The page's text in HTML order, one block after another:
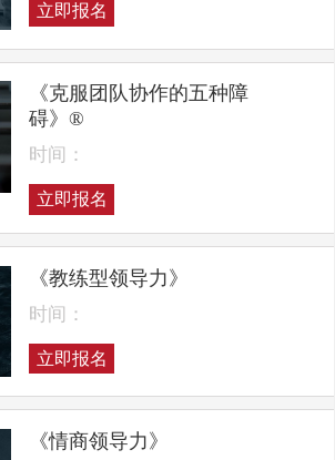
立即报名
《克服团队协作的五种障
碍》®
时间：
立即报名
《教练型领导力》
时间：
立即报名
《情商领导力》